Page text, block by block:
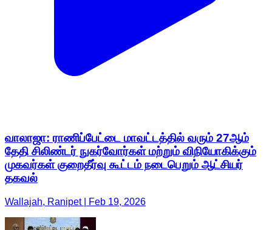
வாலாஜா: ராணிப்பேட்டை மாவட்டத்தில் வரும் 27ஆம்
தேதி சிலிண்டர் நுகர்வோர்கள் மற்றும் விநியோகிக்கும்
முகவர்கள் குறைதீர்வு கூட்டம் நடைபெறும் ஆட்சியர்
தகவல்
Wallajah, Ranipet | Feb 19, 2026